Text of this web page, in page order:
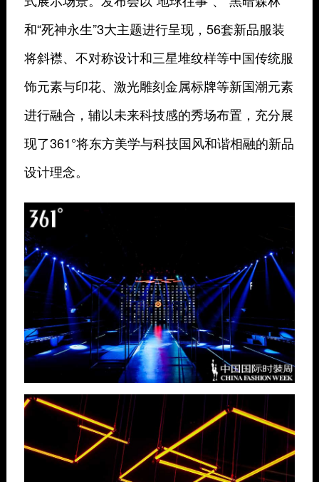
和“死神永生”3大主题进行呈现，56套新品服装
将斜襟、不对称设计和三星堆纹样等中国传统服
饰元素与印花、激光雕刻金属标牌等新国潮元素
进行融合，辅以未来科技感的秀场布置，充分展
现了361°将东方美学与科技国风和谐相融的新品
设计理念。